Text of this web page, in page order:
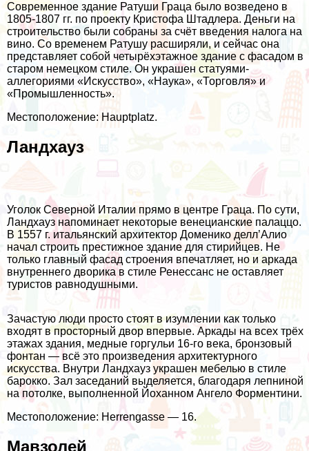
Современное здание Ратуши Граца было возведено в
1805-1807 гг. по проекту Кристофа Штадлера. Деньги на
строительство были собраны за счёт введения налога на
вино. Со временем Ратушу расширяли, и сейчас она
представляет собой четырёхэтажное здание с фасадом в
старом немецком стиле. Он украшен статуями-
аллегориями «Искусство», «Наука», «Торговля» и
«Промышленность».
Местоположение: Hauptplatz.
Ландхауз
Уголок Северной Италии прямо в центре Граца. По сути,
Ландхауз напоминает некоторые венецианские палаццо.
В 1557 г. итальянский архитектор Доменико делл’Алио
начал строить престижное здание для стирийцев. Не
только главный фасад строения впечатляет, но и аркада
внутреннего дворика в стиле Ренессанс не оставляет
туристов равнодушными.
Зачастую люди просто стоят в изумлении как только
входят в просторный двор впервые. Аркады на всех трёх
этажах здания, медные горгульи 16-го века, бронзовый
фонтан — всё это произведения архитектурного
искусства. Внутри Ландхауз украшен мебелью в стиле
барокко. Зал заседаний выделяется, благодаря лепниной
на потолке, выполненной Йоханном Ангело Форментини.
Местоположение: Herrengasse — 16.
Мавзолей